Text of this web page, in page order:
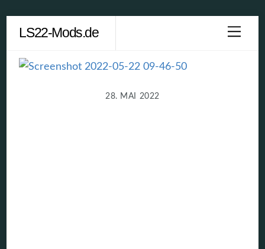
content
LS22-Mods.de
28. MAI 2022